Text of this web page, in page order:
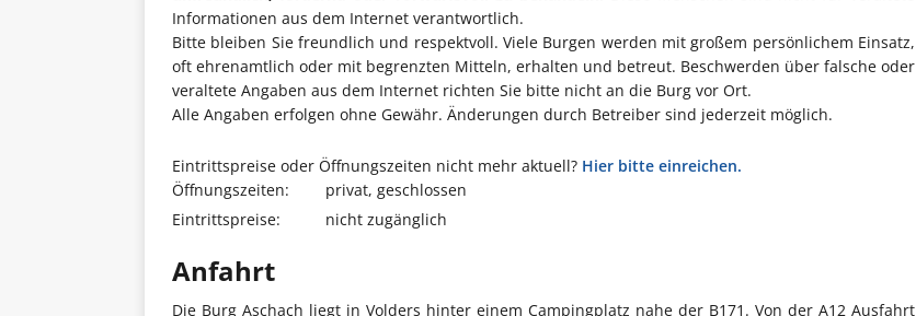
Informationen aus dem Internet verantwortlich.
Bitte bleiben Sie freundlich und respektvoll. Viele Burgen werden mit großem persönlichem Einsatz,
oft ehrenamtlich oder mit begrenzten Mitteln, erhalten und betreut. Beschwerden über falsche oder
veraltete Angaben aus dem Internet richten Sie bitte nicht an die Burg vor Ort.
Alle Angaben erfolgen ohne Gewähr. Änderungen durch Betreiber sind jederzeit möglich.
Eintrittspreise oder Öffnungszeiten nicht mehr aktuell? Hier bitte einreichen.
Öffnungszeiten:
privat, geschlossen
Eintrittspreise:
nicht zugänglich
Anfahrt
Die Burg Aschach liegt in Volders hinter einem Campingplatz nahe der B171. Von der A12 Ausfahrt